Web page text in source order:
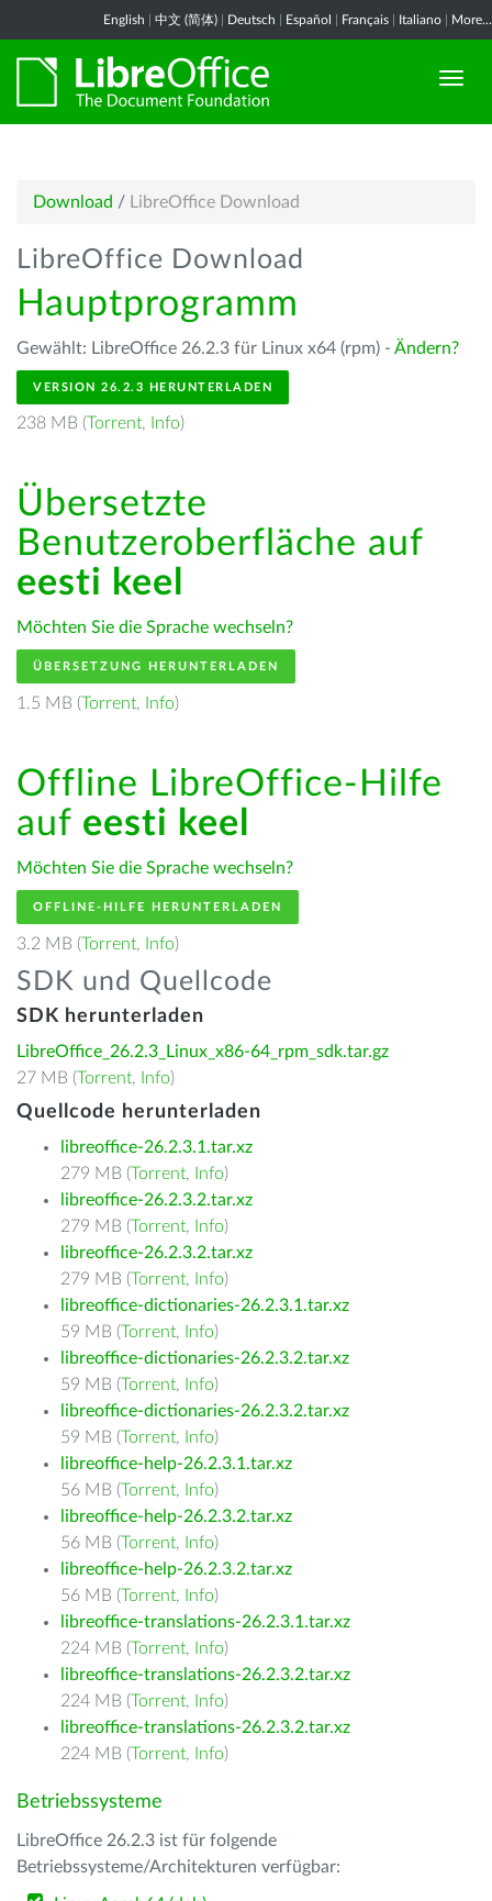
English 中文 (简体) Deutsch Español Français Italiano More...
Download / LibreOffice Download
LibreOffice Download
Hauptprogramm
Gewählt: LibreOffice 26.2.3 für Linux x64 (rpm) - Ändern?
VERSION 26.2.3 HERUNTERLADEN
238 MB (Torrent, Info)
Übersetzte
Benutzeroberfläche auf
eesti keel
Möchten Sie die Sprache wechseln?
ÜBERSETZUNG HERUNTERLADEN
1.5 MB (Torrent, Info)
Offline LibreOffice-Hilfe
auf eesti keel
Möchten Sie die Sprache wechseln?
OFFLINE-HILFE HERUNTERLADEN
3.2 MB (Torrent, Info)
SDK und Quellcode
SDK herunterladen
LibreOffice_26.2.3_Linux_x86-64_rpm_sdk.tar.gz
27 MB (Torrent, Info)
Quellcode herunterladen
libreoffice-26.2.3.1.tar.xz
279 MB (Torrent, Info)
libreoffice-26.2.3.2.tar.xz
279 MB (Torrent, Info)
libreoffice-26.2.3.2.tar.xz
279 MB (Torrent, Info)
libreoffice-dictionaries-26.2.3.1.tar.xz
59 MB (Torrent, Info)
libreoffice-dictionaries-26.2.3.2.tar.xz
59 MB (Torrent, Info)
libreoffice-dictionaries-26.2.3.2.tar.xz
59 MB (Torrent, Info)
libreoffice-help-26.2.3.1.tar.xz
56 MB (Torrent, Info)
libreoffice-help-26.2.3.2.tar.xz
56 MB (Torrent, Info)
libreoffice-help-26.2.3.2.tar.xz
56 MB (Torrent, Info)
libreoffice-translations-26.2.3.1.tar.xz
224 MB (Torrent, Info)
libreoffice-translations-26.2.3.2.tar.xz
224 MB (Torrent, Info)
libreoffice-translations-26.2.3.2.tar.xz
224 MB (Torrent, Info)
Betriebssysteme
LibreOffice 26.2.3 ist für folgende
Betriebssysteme/Architekturen verfügbar: